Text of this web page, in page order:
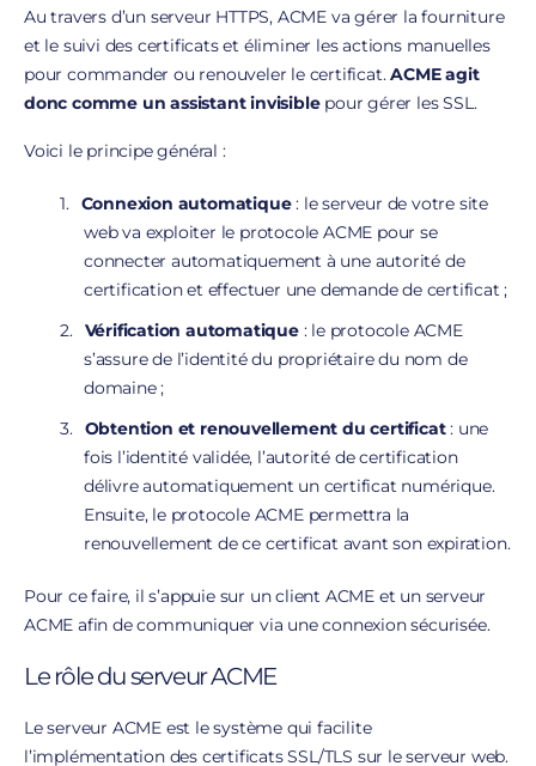
Au travers d’un serveur HTTPS, ACME va gérer la fourniture
et le suivi des certificats et éliminer les actions manuelles
pour commander ou renouveler le certificat.ACME agit
donc comme un assistant invisiblepour gérer les SSL.
Voici le principe général :
Connexion automatique: le serveur de votre site
web va exploiter le protocole ACME pour se
connecter automatiquement à une autorité de
certification et effectuer une demande de certificat ;
Vérification automatique: le protocole ACME
s’assure de l’identité du propriétaire du nom de
domaine ;
Obtention et renouvellement du certificat: une
fois l’identité validée, l’autorité de certification
délivre automatiquement un certificat numérique.
Ensuite, le protocole ACME permettra la
renouvellement de ce certificat avant son expiration.
Pour ce faire, il s’appuie sur un client ACME et un serveur
ACME afin de communiquer via une connexion sécurisée.
Le rôle du serveur ACME
Le serveur ACME est le système qui facilite
l’implémentation des certificatsSSL/TLS sur le serveur web.